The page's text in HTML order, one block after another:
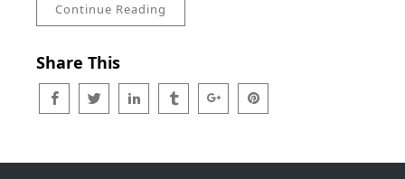
Continue Reading
Share This